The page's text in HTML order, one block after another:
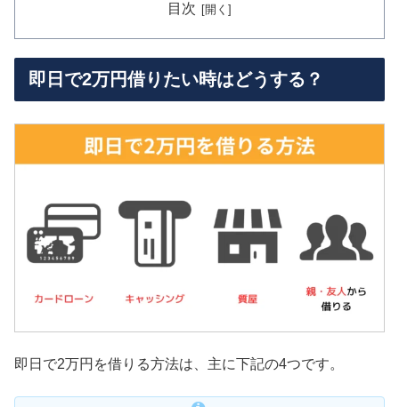
目次
即日で2万円借りたい時はどうする？
即日で2万円を借りる方法は、主に下記の4つです。